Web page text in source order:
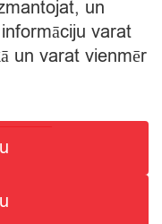
un
varat
un varat vienmēr